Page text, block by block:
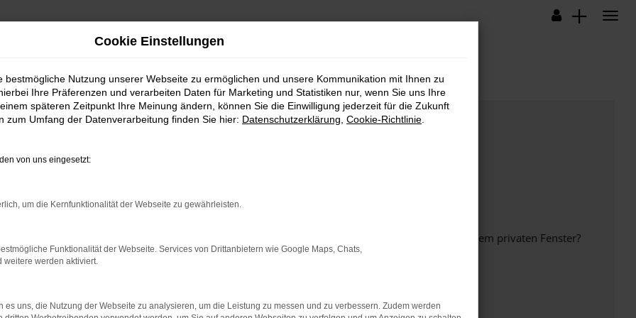
bestimmter Seiten verhindern. Funktioniert die Seite in einem anderen Browser oder in einem privaten Fenster?
beheben.
auf dem neuesten Stand sind.
kann auch dazu führen, dass bestimmte Funktionen nicht mehr unterstützt werden.
Cookie Einstellungen
bestmögliche Nutzung unserer Webseite zu ermöglichen und unsere Kommunikation mit Ihnen zu
Ihre Präferenzen und verarbeiten Daten für Marketing und Statistiken nur, wenn Sie uns Ihre
späteren Zeitpunkt Ihre Meinung ändern, können Sie die Einwilligung jederzeit für die Zukunft
zum Umfang der Datenverarbeitung finden Sie hier: Datenschutzerklärung Cookie-Richtlinie
von uns eingesetzt:
um die Kernfunktionalität der Webseite zu gewährleisten.
Funktionalität der Webseite. Services von Drittanbietern wie Google Maps, Chats,
weitere werden aktiviert.
es uns, die Nutzung der Webseite zu analysieren, um die Leistung zu messen und zu verbessern. Zudem werden